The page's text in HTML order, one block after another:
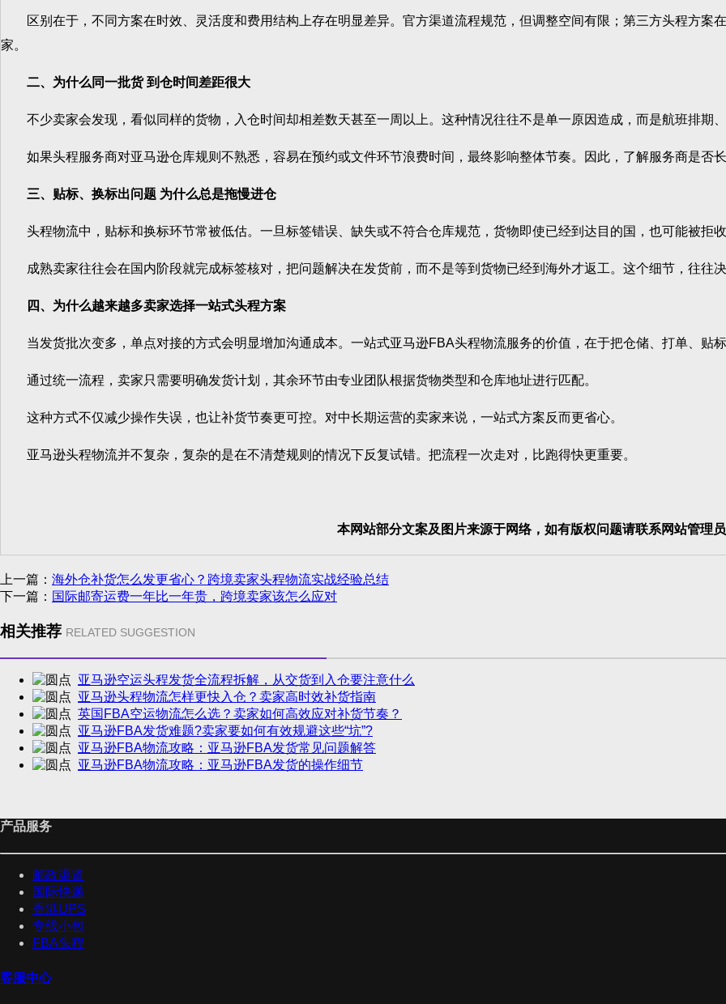
区别在于，不同方案在时效、灵活度和费用结构上存在明显差异。官方渠道流程规范，但调整空间有限；第三方头程方案
家。
二、为什么同一批货 到仓时间差距很大
不少卖家会发现，看似同样的货物，入仓时间却相差数天甚至一周以上。这种情况往往不是单一原因造成，而是航班排期
如果头程服务商对亚马逊仓库规则不熟悉，容易在预约或文件环节浪费时间，最终影响整体节奏。因此，了解服务商是否
三、贴标、换标出问题 为什么总是拖慢进仓
头程物流中，贴标和换标环节常被低估。一旦标签错误、缺失或不符合仓库规范，货物即使已经到达目的国，也可能被拒
成熟卖家往往会在国内阶段就完成标签核对，把问题解决在发货前，而不是等到货物已经到海外才返工。这个细节，往往
四、为什么越来越多卖家选择一站式头程方案
当发货批次变多，单点对接的方式会明显增加沟通成本。一站式亚马逊FBA头程物流服务的价值，在于把仓储、打单、贴
通过统一流程，卖家只需要明确发货计划，其余环节由专业团队根据货物类型和仓库地址进行匹配。
这种方式不仅减少操作失误，也让补货节奏更可控。对中长期运营的卖家来说，一站式方案反而更省心。
亚马逊头程物流并不复杂，复杂的是在不清楚规则的情况下反复试错。把流程一次走对，比跑得快更重要。
本网站部分文案及图片来源于网络，如有版权问题请联系网站管理
上一篇： 海外仓补货怎么发更省心？跨境卖家头程物流实战经验总结
下一篇： 国际邮寄运费一年比一年贵，跨境卖家该怎么应对
相关推荐 RELATED SUGGESTION
亚马逊空运头程发货全流程拆解，从交货到入仓要注意什么
亚马逊头程物流怎样更快入仓？卖家高时效补货指南
英国FBA空运物流怎么选？卖家如何高效应对补货节奏？
亚马逊FBA发货难题?卖家要如何有效规避这些“坑”?
亚马逊FBA物流攻略：亚马逊FBA发货常见问题解答
亚马逊FBA物流攻略：亚马逊FBA发货的操作细节
产品服务
邮政渠道
国际快递
香港UPS
专线小包
FBA头程
客服中心